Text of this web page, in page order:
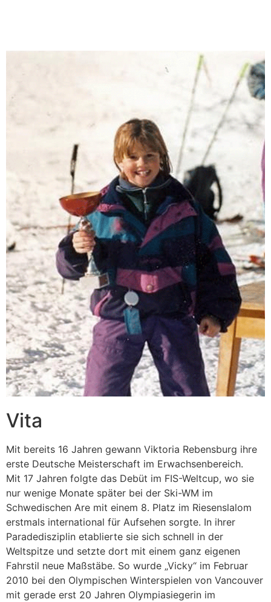
Vita
Mit bereits 16 Jahren gewann Viktoria Rebensburg ihre
erste Deutsche Meisterschaft im Erwachsenbereich.
Mit 17 Jahren folgte das Debüt im FIS-Weltcup, wo sie
nur wenige Monate später bei der Ski-WM im
Schwedischen Are mit einem 8. Platz im Riesenslalom
erstmals international für Aufsehen sorgte. In ihrer
Paradedisziplin etablierte sie sich schnell in der
Weltspitze und setzte dort mit einem ganz eigenen
Fahrstil neue Maßstäbe. So wurde „Vicky“ im Februar
2010 bei den Olympischen Winterspielen von Vancouver
mit gerade erst 20 Jahren Olympiasiegerin im